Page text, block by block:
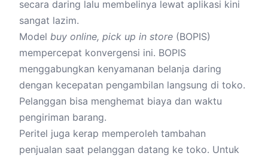
secara daring lalu membelinya lewat aplikasi kini
sangat lazim.
Model buy online, pick up in store (BOPIS)
mempercepat konvergensi ini. BOPIS
menggabungkan kenyamanan belanja daring
dengan kecepatan pengambilan langsung di toko.
Pelanggan bisa menghemat biaya dan waktu
pengiriman barang.
Peritel juga kerap memperoleh tambahan
penjualan saat pelanggan datang ke toko. Untuk